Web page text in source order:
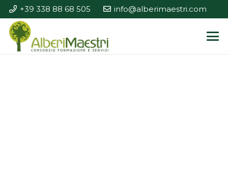
+39 338 88 68 505 info@alberimaestri.com